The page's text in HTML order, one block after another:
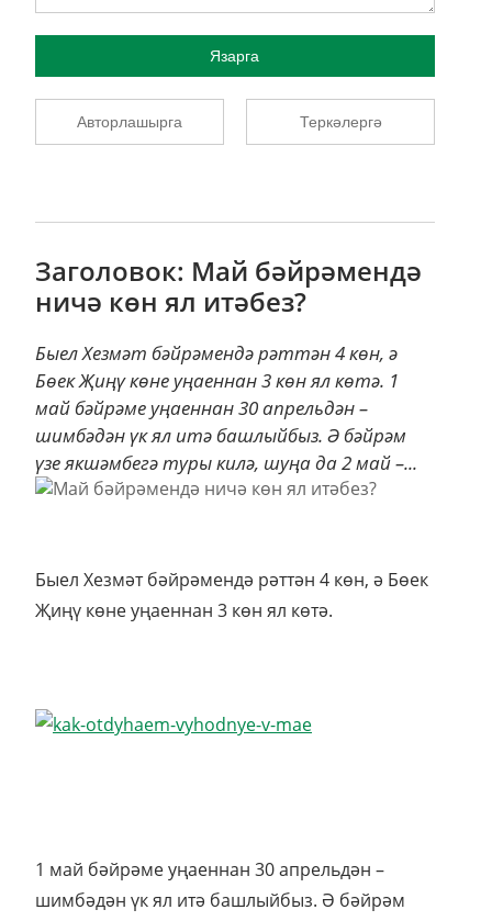
Язарга
Авторлашырга Теркәлергә
Заголовок: Май бәйрәмендә
ничә көн ял итәбез?
Быел Хезмәт бәйрәмендә рәттән 4 көн, ә
Бөек Җиңү көне уңаеннан 3 көн ял көтә. 1
май бәйрәме уңаеннан 30 апрельдән –
шимбәдән үк ял итә башлыйбыз. Ә бәйрәм
үзе якшәмбегә туры килә, шуңа да 2 май –...
Быел Хезмәт бәйрәмендә рәттән 4 көн, ә Бөек
Җиңү көне уңаеннан 3 көн ял көтә.
1 май бәйрәме уңаеннан 30 апрельдән –
шимбәдән үк ял итә башлыйбыз. Ә бәйрәм